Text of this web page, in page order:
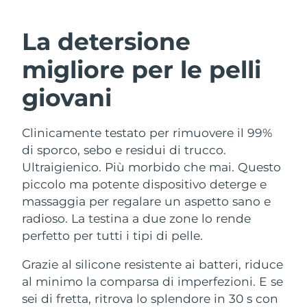
La detersione
migliore per le pelli
giovani
Clinicamente testato per rimuovere il 99%
di sporco, sebo e residui di trucco.
Ultraigienico. Più morbido che mai. Questo
piccolo ma potente dispositivo deterge e
massaggia per regalare un aspetto sano e
radioso. La testina a due zone lo rende
perfetto per tutti i tipi di pelle.
Grazie al silicone resistente ai batteri, riduce
al minimo la comparsa di imperfezioni. E se
sei di fretta, ritrova lo splendore in 30 s con
Detersione viso
LUNA™ 4 pacchetto
LUNA™ 4 Plus
Massage, LED heating
LUNA™ 4 Men
For men, anti-aging massage
Lifting viso
BEAR™ 2 pacchetto
BEAR™ 2 go
Microcurrent toning on-the-go
BEAR™ 2 eyes & lips
Microcurrent line smoothing device
Idratazione
UFO™ 3 pacchetto
Deep facial hydration
Near-infrared and red light therapy
device
Igiene orale
issa™ 4
Hybrid silicone sonic toothbrush
issa™ 4 plus
Smart hybrid silicone sonic toothbrush
TRATTAMENTI ANTI-AGE FAQ™
Anti-age Trattamenti LED
NEW
Bahrein Consegna stimata
Belgio Consegna stimata
Bosnia ed
Erzegovina
Consegna stimata
Brunei Consegna stimata14/08/2026
Bulgaria Consegna stimata
Canada Consegna stimata13/08/2026
Cile Consegna stimata13/08/2026